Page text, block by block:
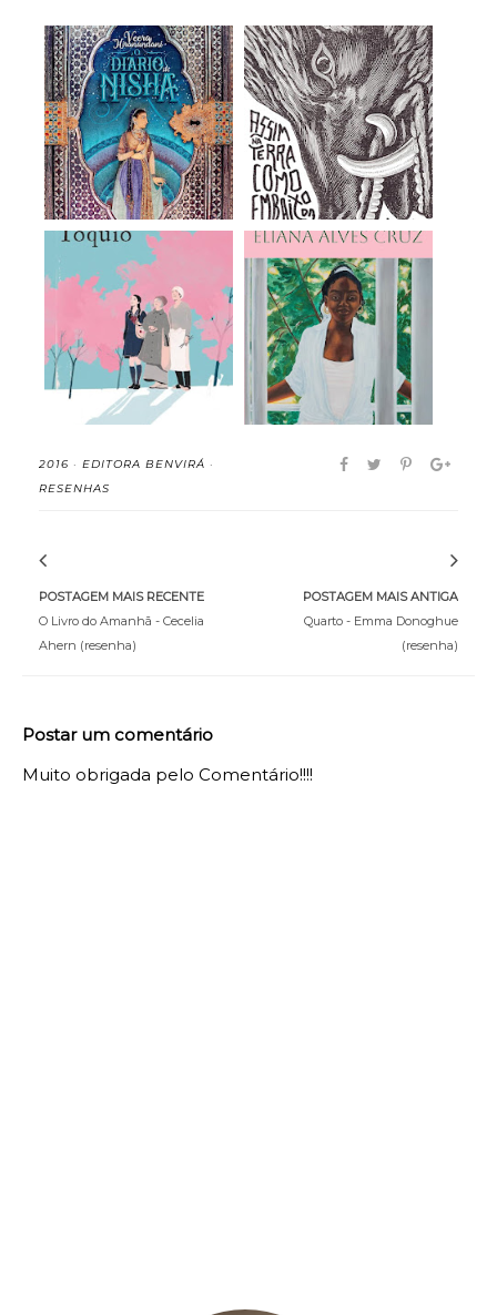
O Diário de Nisha -
Veera Hirananda...
Assim na Terra como
Embaixo da Terr...
Doce Tóquio - Durian
Sukegawa (rese...
Meridiana - Eliana
Alves Cruz (rese...
2016 · EDITORA BENVIRÁ ·
RESENHAS
POSTAGEM MAIS RECENTE
O Livro do Amanhã - Cecelia
Ahern (resenha)
POSTAGEM MAIS ANTIGA
Quarto - Emma Donoghue
(resenha)
Postar um comentário
Muito obrigada pelo Comentário!!!!